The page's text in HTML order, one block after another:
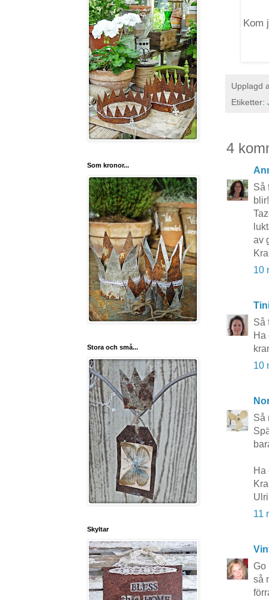
Kom
Upplagd
Etiketter:
4
Så
blir!
av
10
Så
Ha
10
Så
Ha
11
Go
så
Som kronor...
Stora och små...
Skyltar